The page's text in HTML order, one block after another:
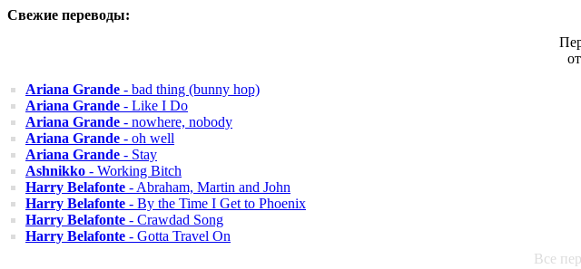
Свежие переводы:
от
Ariana Grande - bad thing (bunny hop)
Ariana Grande - Like I Do
Ariana Grande - nowhere, nobody
Ariana Grande - oh well
Ariana Grande - Stay
Ashnikko - Working Bitch
Harry Belafonte - Abraham, Martin and John
Harry Belafonte - By the Time I Get to Phoenix
Harry Belafonte - Crawdad Song
Harry Belafonte - Gotta Travel On
Все